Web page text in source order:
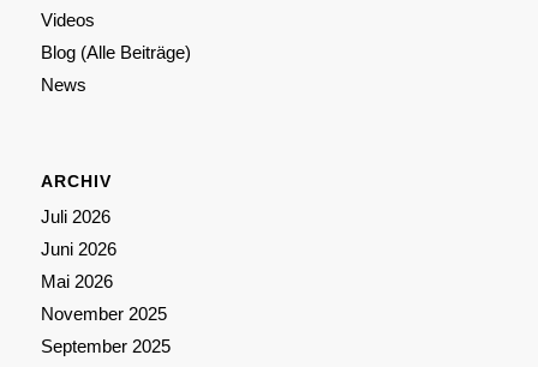
Videos
Blog (Alle Beiträge)
News
ARCHIV
Juli 2026
Juni 2026
Mai 2026
November 2025
September 2025